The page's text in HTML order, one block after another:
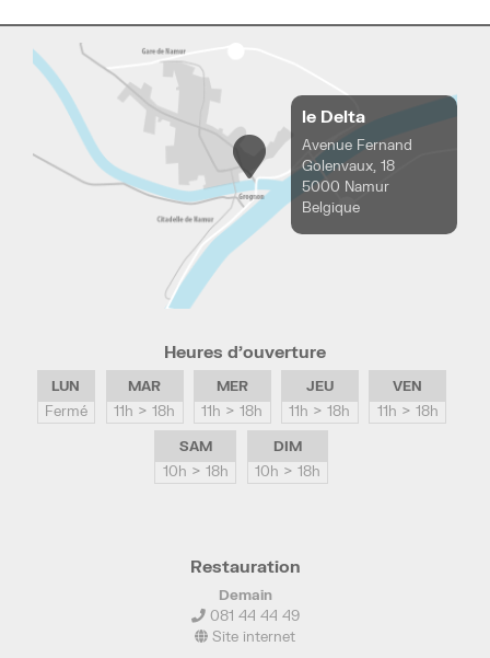
le Delta
Avenue Fernand
Golenvaux, 18
5000 Namur
Belgique
Heures d’ouverture
LUN
Fermé
MAR
11h > 18h
MER
11h > 18h
JEU
11h > 18h
VEN
11h > 18h
SAM
10h > 18h
DIM
10h > 18h
Restauration
Demain
081 44 44 49
Site internet